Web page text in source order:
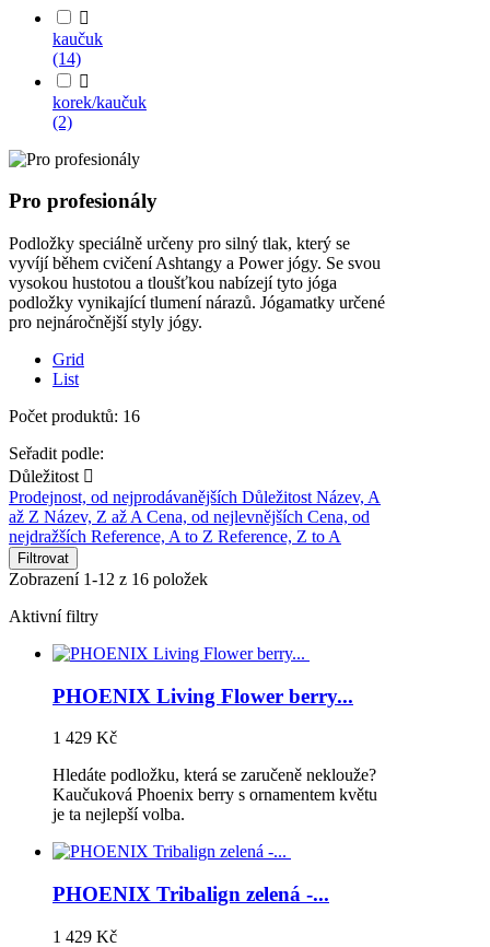

kaučuk
(14)

korek/kaučuk
(2)
Pro profesionály
Podložky speciálně určeny pro silný tlak, který se
vyvíjí během cvičení Ashtangy a Power jógy. Se svou
vysokou hustotou a tloušťkou nabízejí tyto jóga
podložky vynikající tlumení nárazů. Jógamatky určené
pro nejnáročnější styly jógy.
Grid
List
Počet produktů: 16
Seřadit podle:
Důležitost 
Prodejnost, od nejprodávanějších Důležitost Název, A
až Z Název, Z až A Cena, od nejlevnějších Cena, od
nejdražších Reference, A to Z Reference, Z to A
Filtrovat
Zobrazení 1-12 z 16 položek
Aktivní filtry
PHOENIX Living Flower berry...
1 429 Kč
Hledáte podložku, která se zaručeně neklouže?
Kaučuková Phoenix berry s ornamentem květu
je ta nejlepší volba.
PHOENIX Tribalign zelená -...
1 429 Kč